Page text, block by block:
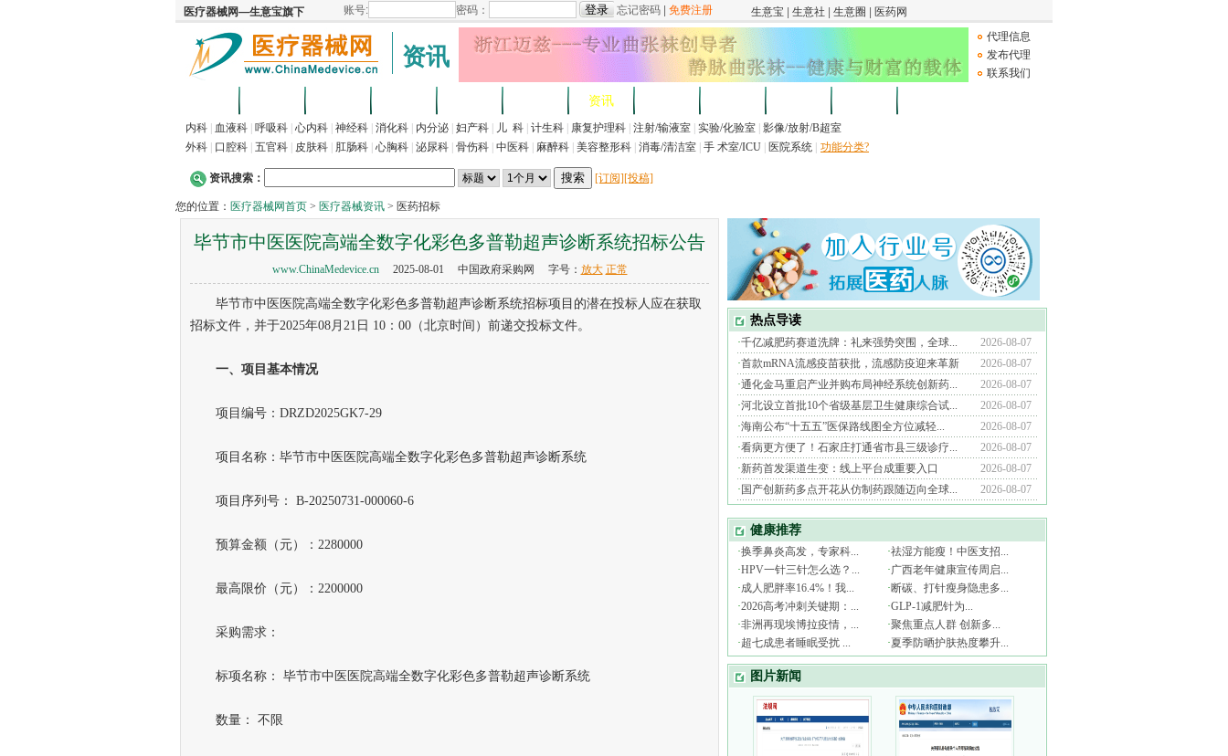
资讯
代理信息
发布代理
联系我们
资讯
内科 血液科 呼吸科 心内科 神经科 消化科 内分泌 妇产科 儿 科 计生科 康复护理科 注射/输液室 实验/化验室 影像/放射/B超室
外科
口腔科 五官科 皮肤科 肛肠科 心胸科 泌尿科 骨伤科 中医科 麻醉科 美容整形科 消毒/清洁室 手 术室/ICU 医院系统 功能分类?
资讯搜索： [订阅][投稿]
您的位置： 医疗器械网首页 > 医疗器械资讯 > 医药招标
毕节市中医医院高端全数字化彩色多普勒超声诊断系统招标公告
www.ChinaMedevice.cn2025-08-01 中国政府采购网 字号： 放大 正常
毕节市中医医院高端全数字化彩色多普勒超声诊断系统招标项目的潜在投标人应在获取
招标文件，并于2025年08月21日 10：00（北京时间）前递交投标文件。
一、项目基本情况
项目编号：DRZD2025GK7-29
项目名称：毕节市中医医院高端全数字化彩色多普勒超声诊断系统
项目序列号： B-20250731-000060-6
预算金额（元）：2280000
最高限价（元）：2200000
采购需求：
标项名称： 毕节市中医医院高端全数字化彩色多普勒超声诊断系统
数量： 不限